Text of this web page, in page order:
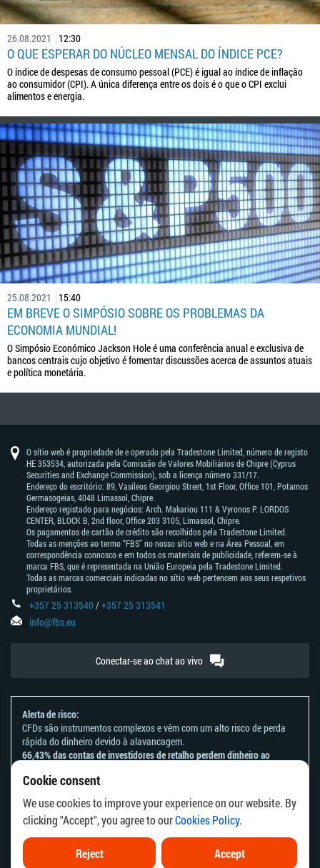
Cookie consent
We use cookies to improve your experience on our website. By
clicking "Accept", you agree to ourCookies Policy.
Reject Accept
26.08.2021 12:30
O QUE ESPERAR DO NÚCLEO MENSAL DO ÍNDICE PCE?
O índice de despesas de consumo pessoal (PCE) é igual ao índice de inflação
ao consumidor (CPI). A única diferença entre os dois é o que o CPI exclui
alimentos e energia.
25.08.2021 15:40
EM BREVE O SIMPÓSIO SOBRE OS PROBLEMAS DA
ECONOMIA MUNDIAL!
O Simpósio Económico Jackson Hole é uma conferência anual e exclusiva de
bancos centrais cujo objetivo é fomentar discussões acerca de assuntos atuais
e política monetária.
O sítio web é propriedade de e operado pela Tradestone Limited, número de registo
HE 353534, autorizada pela Comissão de Valores Mobiliários de Chipre (Cyprus
Securities and Exchange Commission), sob a licença número 331/17.
Endereço do escritório: 89, Vasileos Georgiou Street, 1st Floor, Office 101, Potamos
Germasogeias, 4048 Limassol, Chipre.
Endereço registado para negócios: Arch. Makariou 111 & Vyronos Р. LORDOS
CENTER, BLOCK В, 2nd floor, Office 203 3105, Limassol, Chipre.
Os pagamentos de cartão de crédito são recolhidos pela Tradestone Limited.
Todas as menções ao termo “FBS” no nosso sítio web e na Área Pessoal, em
correspondência connosco e em todos os materiais de publicidade, referem-se à
marca FBS, que é representada na União Europeia pela Tradestone Limited.
Todas as marcas comerciais indicadas no sítio web pertencem aos seus respetivos
proprietários.
+357 25 313540/+357 25 313541
info@fbs.eu
Conectar-se ao chat ao vivo
Alerta de risco:
CFDs são instrumentos complexos e vêm com um alto risco de perda
rápida do dinheiro devido à alavancagem.
66,43% das contas de investidores de retalho perdem dinheiro ao
Deve considerar se entende como funcionam os CFDs e se tem
condições de assumir o alto risco de perder o seu dinheiro.
Por favor, consulte a nossaDeclaração e Reconhecimento de Riscos .
As informações deste site não se destinam a residentes de países ou
jurisdições em que a distribuição ou utilização destas informações seja
contrária à respetiva lei local ou aos regulamentos locais.